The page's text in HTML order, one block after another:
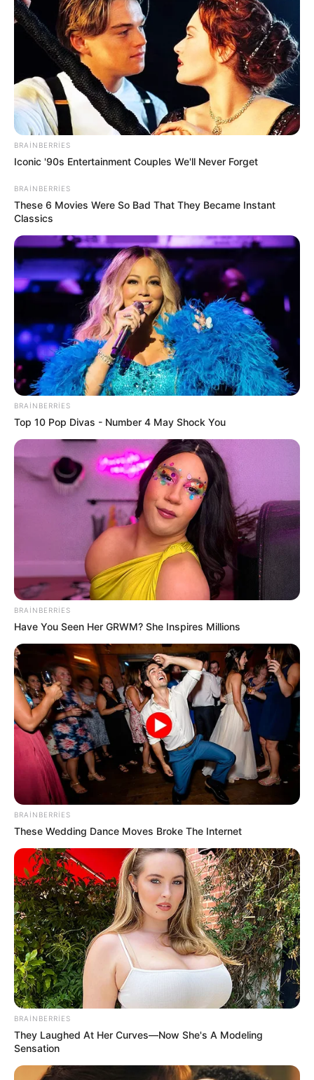
21:12 / 06 Avqust 2026 CƏMİYYƏT
Bakıda bu dahilərin heykəlləri yoxdur-
Nazirə müraciət edildi
215 0 0
20:59 / 06 Avqust 2026 DÜNYA
TƏCİLİ!Türkiyəqırıcıları havaya qaldırdı
- Nə baş verir?
82 0 0
20:44 / 06 Avqust 2026 SİYASƏT
Zelenski Ceyhun Bayramovuqəbul edib
20:34 / 06 Avqust 2026
Sürücülərin nəzərinə: Bu küçələrdə
hərəkətTAM MƏHDUDLAŞDIRILIR
67 0 0
19:59 / 06 Avqust 2026
BRAINBERRIES
Iconic '90s Entertainment Couples We'll Never Forget
BRAINBERRIES
These 6 Movies Were So Bad That They Became Instant
Classics
BRAINBERRIES
Top 10 Pop Divas - Number 4 May Shock You
BRAINBERRIES
Have You Seen Her GRWM? She Inspires Millions
BRAINBERRIES
These Wedding Dance Moves Broke The Internet
BRAINBERRIES
They Laughed At Her Curves—Now She's A Modeling
Sensation